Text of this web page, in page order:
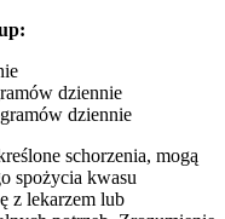
dziennie
dziennie
schorzenia, mogą
spożycia kwasu
z lekarzem lub